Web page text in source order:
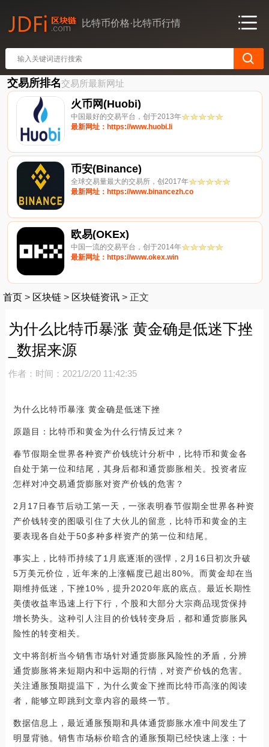
比特币价格·比特币行情
交易所排名交易所最新网址
火币网(Huobi)
中国最好的交易平台，创于2013年
最新网址：https://www.huobi.li
币安(Binance)
全球交易量最大的交易所，创2017年
最新网址：https://www.binancezh.co
欧易(OKEx)
中国一流的交易平台，创于2014年
最新网址：https://www.okex.win
首页 > 区块链 > 区块链资讯 > 正文
为什么比特币暴涨 黄金确是低迷下挫
_数据来源
作者： 时间：2021/2/20 11:42:35
为什么比特币暴涨 黄金确是低迷下挫
原题目：比特币和黄金为什么行情反过来？
春节假期全世界各种资产价钱统计分析中，比特币和黄金各
自处于第一位和结尾，其身后都和通货膨胀相关。投资者应
怎样对冲交易通货膨胀对资产价钱的危害？
2月17日春节后动工第一天，一张表明春节假期全世界各种资
产价钱转变的图吸引住了大伙儿的留意，比特币和黄金的主
要表现各自处于50多种多样资产的第一位和结尾。
事实上，比特币持续了1月底逐渐的强悍，2月16日初次升破
5万美元价位，近年来的上涨幅度已超出80%。而黄金却在当
期维持低迷，下挫10%，提升2020年底的底点。最近长期性
美债收益率迅速上行下行，个股和大部分大宗商品现货保持
增长势头。这种引人注目的价钱转变身后，都和通货膨胀风
险性的转变相关。
文中将剖析当今销售市场针对通货膨胀风险性的矛盾，分辨
通货膨胀将来短期内和中远期的行情，对资产价钱的危害。
关注通胀预期提温下，为什么黄金下挫而比特币高涨的阅读
者，能够立即跳到文章内容的最终一节。
数据信息上，最近通胀预期和具体通货膨胀水准中间发生了
明显背驰。销售市场标价暗含的通胀预期已经快速上涨：十